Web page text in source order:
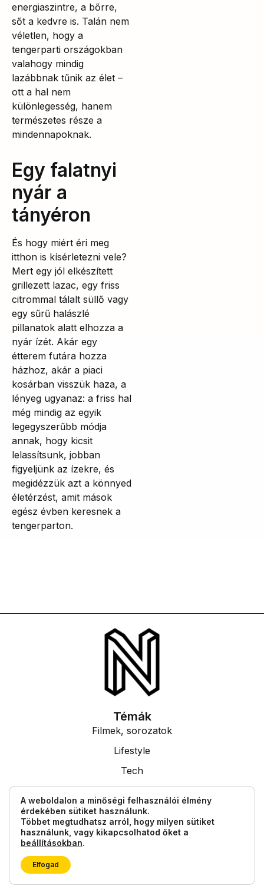
energiaszintre, a bőrre,
sőt a kedvre is. Talán nem
véletlen, hogy a
tengerparti országokban
valahogy mindig
lazábbnak tűnik az élet –
ott a hal nem
különlegesség, hanem
természetes része a
mindennapoknak.
Egy falatnyi
nyár a
tányéron
És hogy miért éri meg
itthon is kísérletezni vele?
Mert egy jól elkészített
grillezett lazac, egy friss
citrommal tálalt süllő vagy
egy sűrű halászlé
pillanatok alatt elhozza a
nyár ízét. Akár egy
étterem futára hozza
házhoz, akár a piaci
kosárban visszük haza, a
lényeg ugyanaz: a friss hal
még mindig az egyik
legegyszerűbb módja
annak, hogy kicsit
lelassítsunk, jobban
figyeljünk az ízekre, és
megidézzük azt a könnyed
életérzést, amit mások
egész évben keresnek a
tengerparton.
Témák
Filmek, sorozatok
Lifestyle
Tech
Tudás
Egyéb információk
Impresszum
Általános Szerződési Feltételek
A weboldalon a minőségi felhasználói élmény
érdekében sütiket használunk.
Többet megtudhatsz arról, hogy milyen sütiket
használunk, vagy kikapcsolhatod őket a
beállításokban.
Elfogad